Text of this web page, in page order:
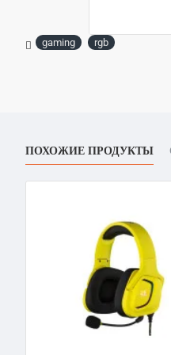
gaming rgb
ПОХОЖИЕ ПРОДУКТЫ